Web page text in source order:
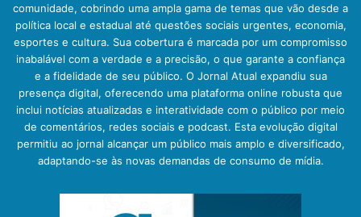
comunidade, cobrindo uma ampla gama de temas que vão desde a
política local e estadual até questões sociais urgentes, economia,
esportes e cultura. Sua cobertura é marcada por um compromisso
inabalável com a verdade e a precisão, o que garante a confiança
e a fidelidade de seu público. O Jornal Atual expandiu sua
presença digital, oferecendo uma plataforma online robusta que
inclui notícias atualizadas e interatividade com o público por meio
de comentários, redes sociais e podcast. Esta evolução digital
permitiu ao jornal alcançar um público mais amplo e diversificado,
adaptando-se às novas demandas de consumo de mídia.